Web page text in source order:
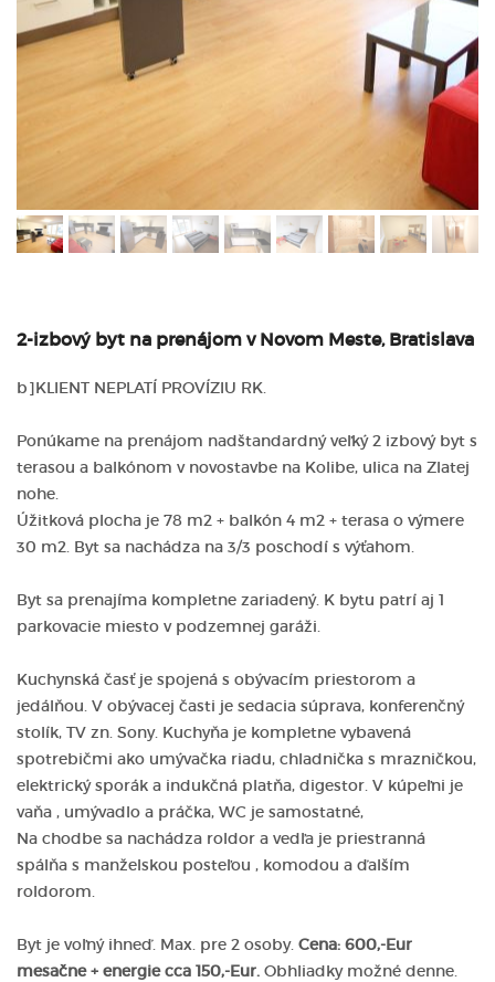
2-izbový byt na prenájom v Novom Meste, Bratislava
b]KLIENT NEPLATÍ PROVÍZIU RK.
Ponúkame na prenájom nadštandardný veľký 2 izbový byt s
terasou a balkónom v novostavbe na Kolibe, ulica na Zlatej
nohe.
Úžitková plocha je 78 m2 + balkón 4 m2 + terasa o výmere
30 m2. Byt sa nachádza na 3/3 poschodí s výťahom.
Byt sa prenajíma kompletne zariadený. K bytu patrí aj 1
parkovacie miesto v podzemnej garáži.
Kuchynská časť je spojená s obývacím priestorom a
jedálňou. V obývacej časti je sedacia súprava, konferenčný
stolík, TV zn. Sony. Kuchyňa je kompletne vybavená
spotrebičmi ako umývačka riadu, chladnička s mrazničkou,
elektrický sporák a indukčná platňa, digestor. V kúpeľni je
vaňa , umývadlo a práčka, WC je samostatné,
Na chodbe sa nachádza roldor a vedľa je priestranná
spálňa s manželskou posteľou , komodou a ďalším
roldorom.
Byt je voľný ihneď. Max. pre 2 osoby. Cena: 600,-Eur
mesačne + energie cca 150,-Eur. Obhliadky možné denne.